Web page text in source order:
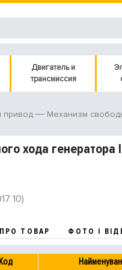
Двигатель и
трансмиссия
привод Механизм
хода генератора
10)
ПРО ТОВАР ФОТО І
Код